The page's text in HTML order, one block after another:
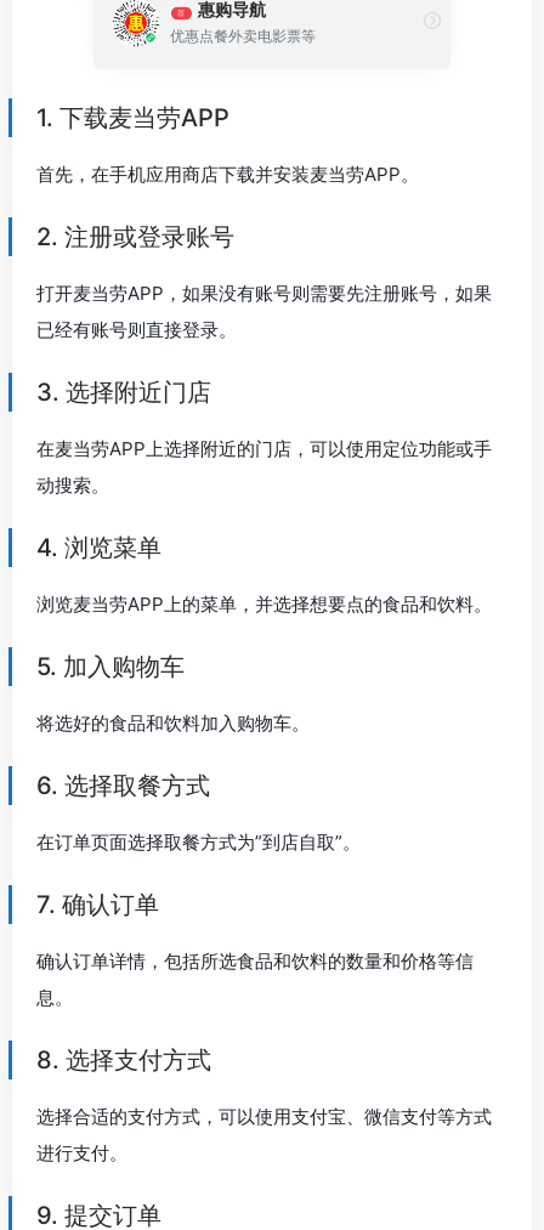
荐 惠购导航
优惠点餐外卖电影票等
1. 下载麦当劳APP
首先，在手机应用商店下载并安装麦当劳APP。
2. 注册或登录账号
打开麦当劳APP，如果没有账号则需要先注册账号，如果
已经有账号则直接登录。
3. 选择附近门店
在麦当劳APP上选择附近的门店，可以使用定位功能或手
动搜索。
4. 浏览菜单
浏览麦当劳APP上的菜单，并选择想要点的食品和饮料。
5. 加入购物车
将选好的食品和饮料加入购物车。
6. 选择取餐方式
在订单页面选择取餐方式为”到店自取”。
7. 确认订单
确认订单详情，包括所选食品和饮料的数量和价格等信
息。
8. 选择支付方式
选择合适的支付方式，可以使用支付宝、微信支付等方式
进行支付。
9. 提交订单